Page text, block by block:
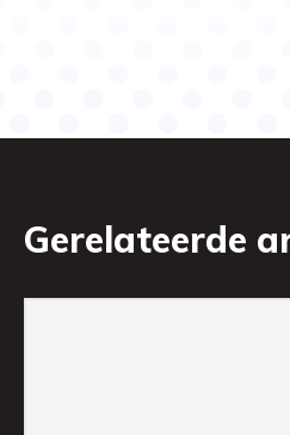
Gerelateerde